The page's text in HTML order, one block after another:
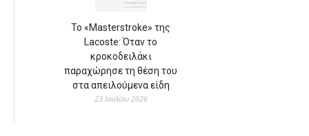
Το «Masterstroke» της
Lacoste: Όταν το
κροκοδειλάκι
παραχώρησε τη θέση του
στα απειλούμενα είδη
23 Ιουλίου 2026